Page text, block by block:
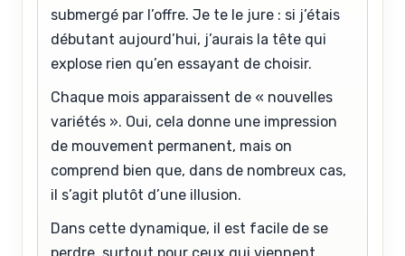
submergé par l’offre. Je te le jure : si j’étais
débutant aujourd’hui, j’aurais la tête qui
explose rien qu’en essayant de choisir.
Chaque mois apparaissent de « nouvelles
variétés ». Oui, cela donne une impression
de mouvement permanent, mais on
comprend bien que, dans de nombreux cas,
il s’agit plutôt d’une illusion.
Dans cette dynamique, il est facile de se
perdre, surtout pour ceux qui viennent